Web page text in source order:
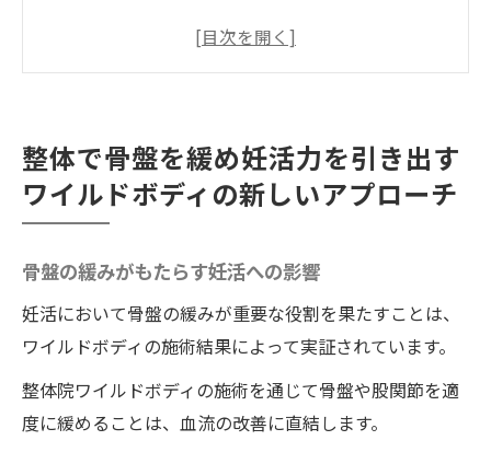
徳島県で注目される整体院ワイルドボディ
の施術の特徴
骨盤矯正で得られる妊活効果のメカニズム
整体院ワイルドボディの施術と妊活：骨盤
を整える重要性
徳島県の整体院ワイルドボディの施術体験
から学ぶ妊活力アップ方法
ワイルドボディの整体の力で冷え症を改善し妊
冷え症改善に効果的な整体院ワイルドボデ
整体で骨盤を緩め妊活力を引き出す
ワイルドボディの新しいアプローチ
骨盤の緩みがもたらす妊活への影響
妊活において骨盤の緩みが重要な役割を果たすことは、
ワイルドボディの施術結果によって実証されています。
整体院ワイルドボディの施術を通じて骨盤や股関節を適
度に緩めることは、血流の改善に直結します。